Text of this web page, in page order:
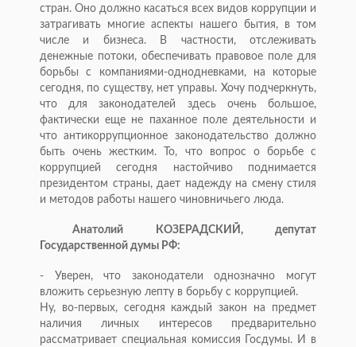
стран. Оно должно касаться всех видов коррупции и
затрагивать многие аспекты нашего бытия, в том
числе и бизнеса. В частности, отслеживать
денежные потоки, обеспечивать правовое поле для
борьбы с компаниями-однодневками, на которые
сегодня, по существу, нет управы. Хочу подчеркнуть,
что для законодателей здесь очень большое,
фактически еще не паханное поле деятельности и
что антикоррупционное законодательство должно
быть очень жестким. То, что вопрос о борьбе с
коррупцией сегодня настойчиво поднимается
президентом страны, дает надежду на смену стиля
и методов работы нашего чиновничьего люда.
Анатолий КОЗЕРАДСКИЙ, депутат
Государственной думы РФ:
- Уверен, что законодатели однозначно могут
вложить серьезную лепту в борьбу с коррупцией.
Ну, во-первых, сегодня каждый закон на предмет
наличия личных интересов предварительно
рассматривает специальная комиссия Госдумы. И в